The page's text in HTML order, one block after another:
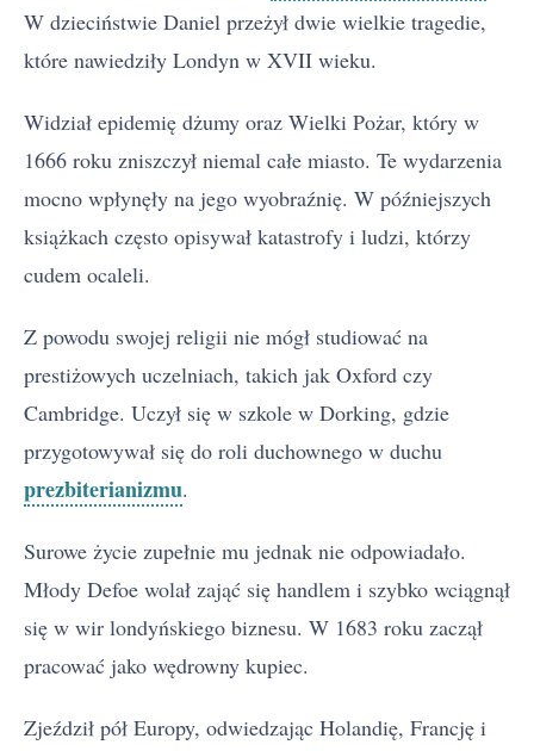
W dzieciństwie Daniel przeżył dwie wielkie tragedie,
które nawiedziły Londyn w XVII wieku.
Widział epidemię dżumy oraz Wielki Pożar, który w
1666 roku zniszczył niemal całe miasto. Te wydarzenia
mocno wpłynęły na jego wyobraźnię. W późniejszych
książkach często opisywał katastrofy i ludzi, którzy
cudem ocaleli.
Z powodu swojej religii nie mógł studiować na
prestiżowych uczelniach, takich jak Oxford czy
Cambridge. Uczył się w szkole w Dorking, gdzie
przygotowywał się do roli duchownego w duchu
prezbiterianizmu.
Surowe życie zupełnie mu jednak nie odpowiadało.
Młody Defoe wolał zająć się handlem i szybko wciągnął
się w wir londyńskiego biznesu. W 1683 roku zaczął
pracować jako wędrowny kupiec.
Zjeździł pół Europy, odwiedzając Holandię, Francję i